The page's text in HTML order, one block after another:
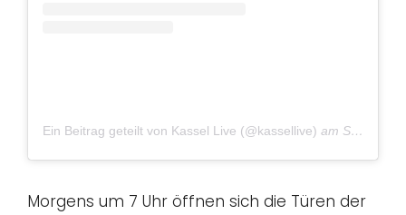
Ein Beitrag geteilt von Kassel Live (@kassellive) am Sep 7, 2018 um 12:15 PDT
Morgens um 7 Uhr öffnen sich die Türen der